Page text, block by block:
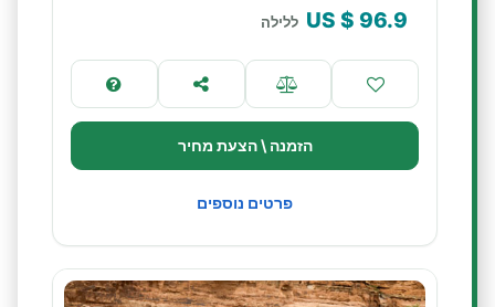
96.9
$ US ללילה
הזמנה \ הצעת מחיר
פרטים נוספים